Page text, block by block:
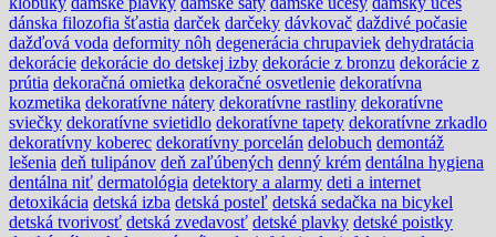
dánska filozofia šťastia darček darčeky dávkovač daždivé počasie
dažďová voda deformity nôh degenerácia chrupaviek dehydratácia
dekorácie dekorácie do detskej izby dekorácie z bronzu dekorácie z
prútia dekoračná omietka dekoračné osvetlenie dekoratívna
kozmetika dekoratívne nátery dekoratívne rastliny dekoratívne
sviečky dekoratívne svietidlo dekoratívne tapety dekoratívne zrkadlo
dekoratívny koberec dekoratívny porcelán delobuch demontáž
lešenia deň tulipánov deň zaľúbených denný krém dentálna hygiena
dentálna niť dermatológia detektory a alarmy deti a internet
detoxikácia detská izba detská posteľ detská sedačka na bicykel
detská tvorivosť detská zvedavosť detské plavky detské poistky